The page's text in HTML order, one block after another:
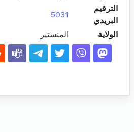
الترقيم
البريدي
5031
الولاية المنستير